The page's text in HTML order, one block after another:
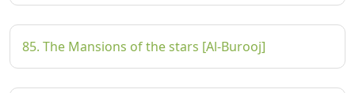
85. The Mansions of the stars [Al-Burooj]